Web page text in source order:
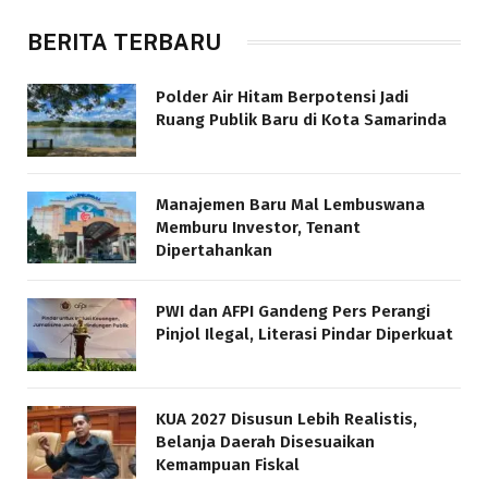
BERITA TERBARU
Polder Air Hitam Berpotensi Jadi
Ruang Publik Baru di Kota Samarinda
Manajemen Baru Mal Lembuswana
Memburu Investor, Tenant
Dipertahankan
PWI dan AFPI Gandeng Pers Perangi
Pinjol Ilegal, Literasi Pindar Diperkuat
KUA 2027 Disusun Lebih Realistis,
Belanja Daerah Disesuaikan
Kemampuan Fiskal